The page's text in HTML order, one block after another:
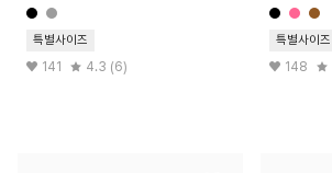
특별사이즈
141 4.3 (6)
특별사이즈
148